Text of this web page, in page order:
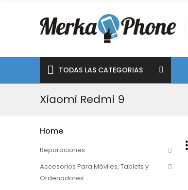
TODAS LAS CATEGORIAS
Xiaomi Redmi 9
Home
Reparaciones
Accesorios Para Móviles, Tablets y
Ordenadores